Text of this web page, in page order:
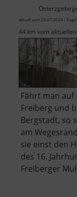
aktuell vom 23.07.2024 /
44 km vom
Fährt man auf
Freiberg und
Bergstadt, so
am
sie einst den
des 16.
Freiberger